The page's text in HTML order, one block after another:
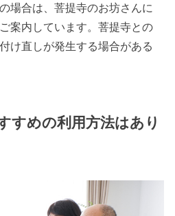
場合は、菩提寺のお坊さんに
案内しています。菩提寺との
け直しが発生する場合がある
すめの利用方法はあり